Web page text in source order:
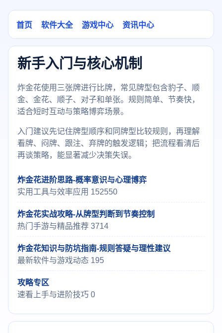
首页 软件大全 游戏中心 资讯中心
新手入门与核心机制
炸金花使用三张牌进行比牌，常见牌型包含豹子、顺
金、金花、顺子、对子和单张。规则简单、节奏快，
适合短时互动与策略博弈场景。
入门建议先记住牌型顺序和同牌型比较规则，再理解
看牌、闷牌、跟注、弃牌的触发逻辑；把流程看清后
再谈策略，能显著减少决策失误。
炸金花进阶思路-概率意识与心理博弈
实用工具与效率应用 152550
炸金花实战攻略-从牌型判断到节奏控制
热门手游与精品推荐 3714
炸金花知识与防坑指南-规则答疑与理性建议
最新软件与游戏动态 195
攻略专区
速看上手与进阶技巧 0